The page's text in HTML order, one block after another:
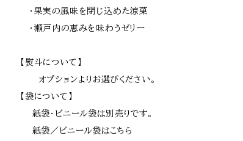
・果実の風味を閉じ込めた涼菓
・瀬戸内の恵みを味わうゼリー
【熨斗について】
オプションよりお選びください。
【袋について】
紙袋・ビニール袋は別売りです。
紙袋／ビニール袋はこちら